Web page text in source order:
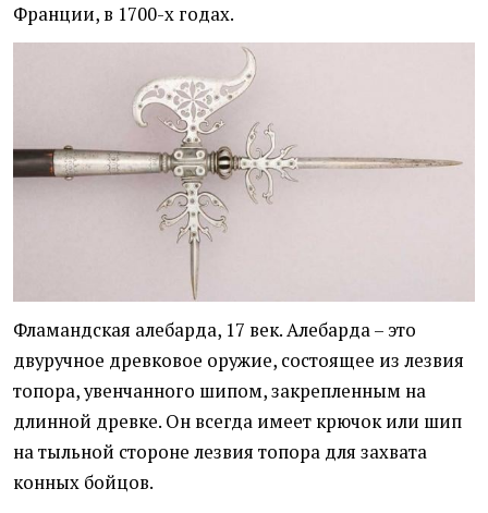
Франции, в 1700-х годах.
Фламандская алебарда, 17 век. Алебарда – это
двуручное древковое оружие, состоящее из лезвия
топора, увенчанного шипом, закрепленным на
длинной древке. Он всегда имеет крючок или шип
на тыльной стороне лезвия топора для захвата
конных бойцов.